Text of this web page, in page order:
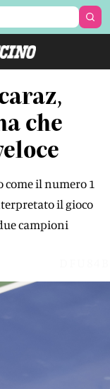
che
come il numero 1
il gioco
campioni